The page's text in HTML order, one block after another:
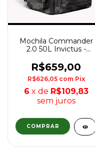
Mochila Commander
2.0 50L Invictus -
R$659,00
R$626,05 com Pix
6 x de R$109,83
sem juros